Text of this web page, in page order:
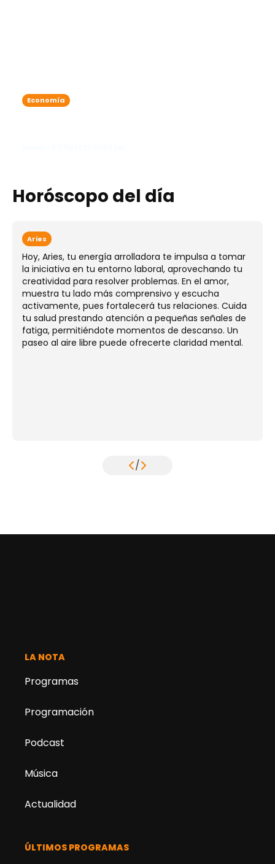
Economía
Horóscopo del día
Aries
Hoy, Aries, tu energía arrolladora te impulsa a tomar
la iniciativa en tu entorno laboral, aprovechando tu
creatividad para resolver problemas. En el amor,
muestra tu lado más comprensivo y escucha
activamente, pues fortalecerá tus relaciones. Cuida
tu salud prestando atención a pequeñas señales de
fatiga, permitiéndote momentos de descanso. Un
paseo al aire libre puede ofrecerte claridad mental.
/
LA NOTA
Programas
Programación
Podcast
Música
Actualidad
ÚLTIMOS PROGRAMAS